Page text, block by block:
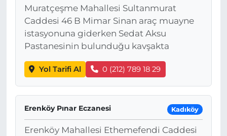
Muratçeşme Mahallesi Sultanmurat
Caddesi 46 B Mimar Sinan araç muayne
istasyonuna giderken Sedat Aksu
Pastanesinin bulunduğu kavşakta
Yol Tarifi Al 0 (212) 789 18 29
Erenköy Pınar Eczanesi Kadıköy
Erenköy Mahallesi Ethemefendi Caddesi